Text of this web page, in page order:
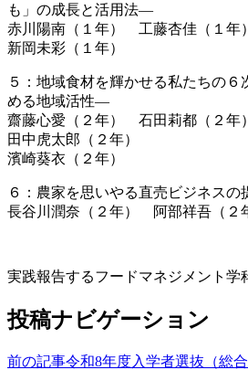
も」の成長と活用法―
赤川陽南（１年） 工藤杏佳（１
新岡未彩（１年）
５：地域食材を輝かせる私たちの
める地域活性―
齋藤心愛（２年） 石田莉都（２
田中虎太郎（２年）
濱崎葵衣（２年）
６：農家を思いやる直売ビジネスの
長谷川潤奈（２年） 阿部祥吾（２
実践報告するフードマネジメント学
投稿ナビゲーション
前の記事令和8年度入学者選抜（総